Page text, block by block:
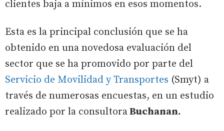
clientes baja a mínimos en esos momentos.
Esta es la principal conclusión que se ha
obtenido en una novedosa evaluación del
sector que se ha promovido por parte del
Servicio de Movilidad y Transportes (Smyt) a
través de numerosas encuestas, en un estudio
realizado por la consultoraBuchanan.